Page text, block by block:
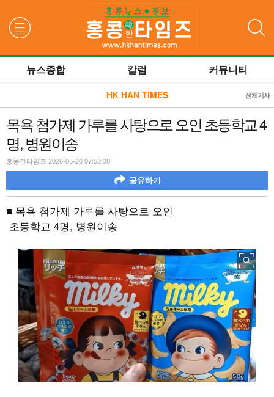
뉴스종합 칼럼 커뮤니티
HK HAN TIMES 전체기사
목욕 첨가제 가루를 사탕으로 오인 초등학교 4
명, 병원이송
홍콩한타임즈 2026-05-20 07:53:30
공유하기
■ 목욕 첨가제 가루를 사탕으로 오인
초등학교 4명, 병원이송